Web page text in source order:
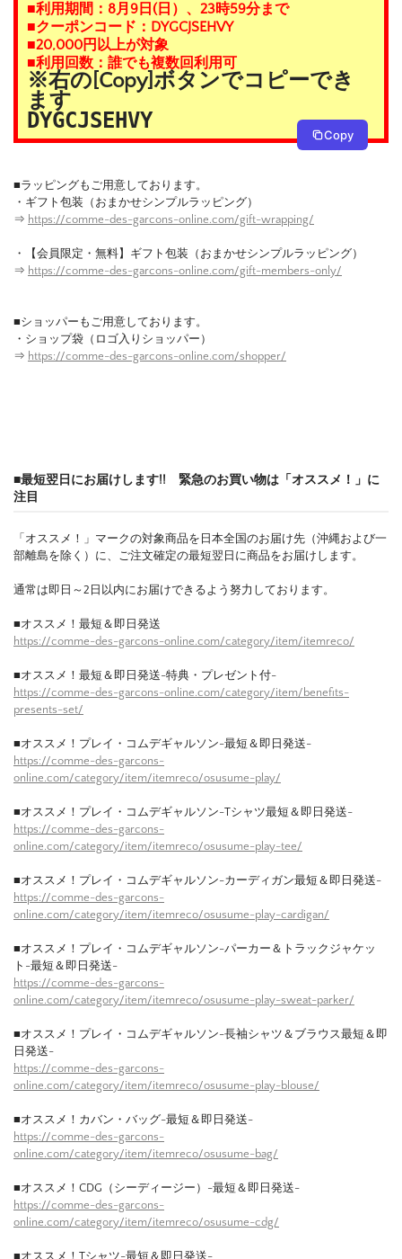
■利用期間：8月9日(日）、23時59分まで
■クーポンコード：DYGCJSEHVY
■20,000円以上が対象
■利用回数：誰でも複数回利用可
※右の[Copy]ボタンでコピーでき
ます
DYGCJSEHVY
Copy
■ラッピングもご用意しております。
・ギフト包装（おまかせシンプルラッピング）
⇒ https://comme-des-garcons-online.com/gift-wrapping/
・【会員限定・無料】ギフト包装（おまかせシンプルラッピング）
⇒ https://comme-des-garcons-online.com/gift-members-only/
■ショッパーもご用意しております。
・ショップ袋（ロゴ入りショッパー）
⇒ https://comme-des-garcons-online.com/shopper/
■最短翌日にお届けします!! 緊急のお買い物は「オススメ！」に
注目
「オススメ！」マークの対象商品を日本全国のお届け先（沖縄および一
部離島を除く）に、ご注文確定の最短翌日に商品をお届けします。
通常は即日～2日以内にお届けできるよう努力しております。
■オススメ！最短＆即日発送
https://comme-des-garcons-online.com/category/item/itemreco/
■オススメ！最短＆即日発送-特典・プレゼント付-
https://comme-des-garcons-online.com/category/item/benefits-
presents-set/
■オススメ！プレイ・コムデギャルソン-最短＆即日発送-
https://comme-des-garcons-
online.com/category/item/itemreco/osusume-play/
■オススメ！プレイ・コムデギャルソン-Tシャツ最短＆即日発送-
https://comme-des-garcons-
online.com/category/item/itemreco/osusume-play-tee/
■オススメ！プレイ・コムデギャルソン-カーディガン最短＆即日発送-
https://comme-des-garcons-
online.com/category/item/itemreco/osusume-play-cardigan/
■オススメ！プレイ・コムデギャルソン-パーカー＆トラックジャケッ
ト-最短＆即日発送-
https://comme-des-garcons-
online.com/category/item/itemreco/osusume-play-sweat-parker/
■オススメ！プレイ・コムデギャルソン-長袖シャツ＆ブラウス最短＆即
日発送-
https://comme-des-garcons-
online.com/category/item/itemreco/osusume-play-blouse/
■オススメ！カバン・バッグ-最短＆即日発送-
https://comme-des-garcons-
online.com/category/item/itemreco/osusume-bag/
■オススメ！CDG（シーディージー）-最短＆即日発送-
https://comme-des-garcons-
online.com/category/item/itemreco/osusume-cdg/
■オススメ！Tシャツ-最短＆即日発送-